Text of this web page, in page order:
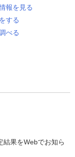
報を見る
する
べる
結果をWebでお知ら